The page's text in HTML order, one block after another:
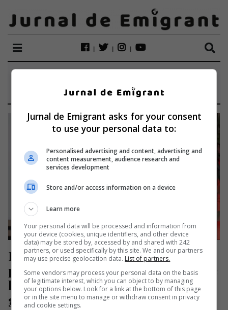
ANIMALE VII
Român din Spania explică din ce
profesie se câștigă 5.000 de euro pe
lună. „E o muncă murdară, o muncă
grea”
Jurnal de Emigrant asks for your consent
to use your personal data to:
Personalised advertising and content, advertising and
content measurement, audience research and
services development
Store and/or access information on a device
Learn more
Your personal data will be processed and information from
your device (cookies, unique identifiers, and other device
data) may be stored by, accessed by and shared with 242
partners, or used specifically by this site. We and our partners
may use precise geolocation data. List of partners.
Some vendors may process your personal data on the basis
of legitimate interest, which you can object to by managing
your options below. Look for a link at the bottom of this page
or in the site menu to manage or withdraw consent in privacy
and cookie settings.